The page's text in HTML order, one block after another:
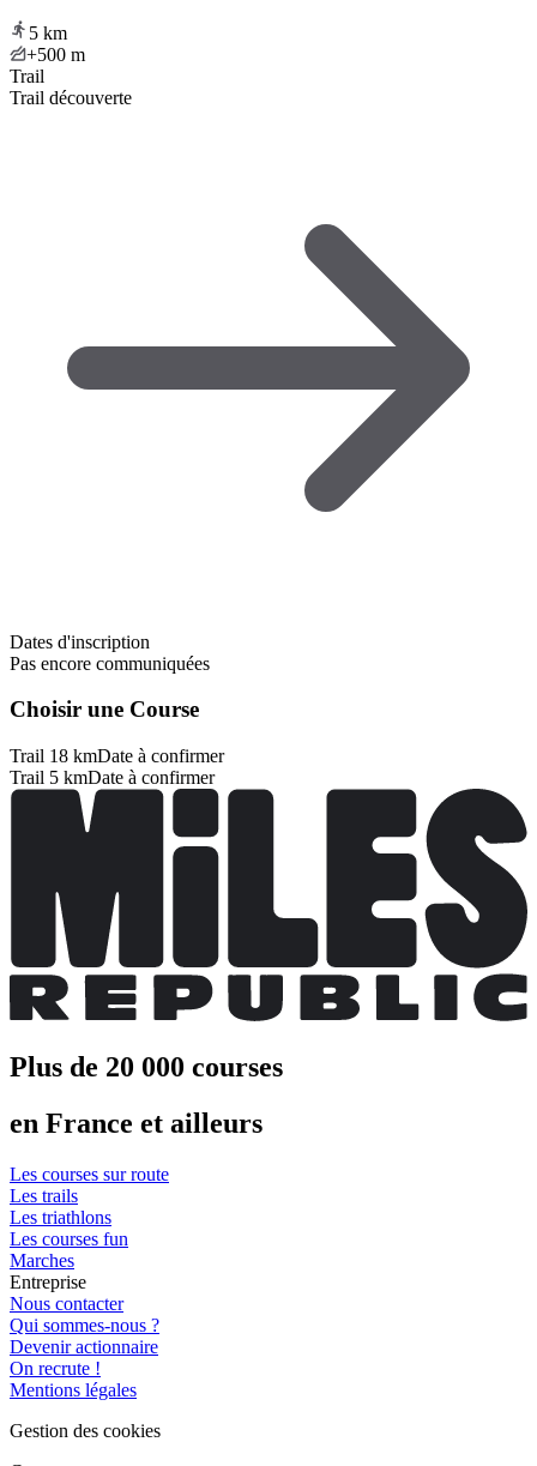
5 km
+500 m
Trail
Trail découverte
Dates d'inscription
Pas encore communiquées
Choisir une Course
Trail 18 kmDate à confirmer
Trail 5 kmDate à confirmer
Plus de 20 000 courses
en France et ailleurs
Les courses sur route
Les trails
Les triathlons
Les courses fun
Marches
Entreprise
Nous contacter
Qui sommes-nous ?
Devenir actionnaire
On recrute !
Mentions légales
Gestion des cookies